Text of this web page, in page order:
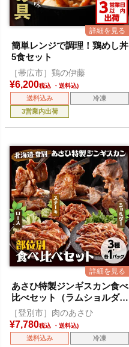
簡単レンジで調理！鶏めし丼
5食セット
［帯広市］鶏の伊藤
¥6,200税込
送料込み
冷凍
3営業内出荷
あさひ特製ジンギスカン食べ
比べセット（ラムショルダ
ー、ロース、ステーキ）
［登別市］肉のあさひ
¥7,780税込
送料込み 冷凍